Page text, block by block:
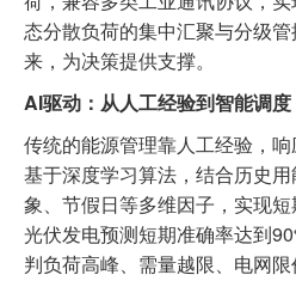
态分散负荷的集中汇聚与分级
来，为决策提供支撑。
AI驱动：从人工经验到智能调
传统的能源管理靠人工经验，
基于深度学习算法，结合历史
象、节假日等多维因子，实现
光伏发电预测短期准确率达到
判负荷高峰、需量越限、电网